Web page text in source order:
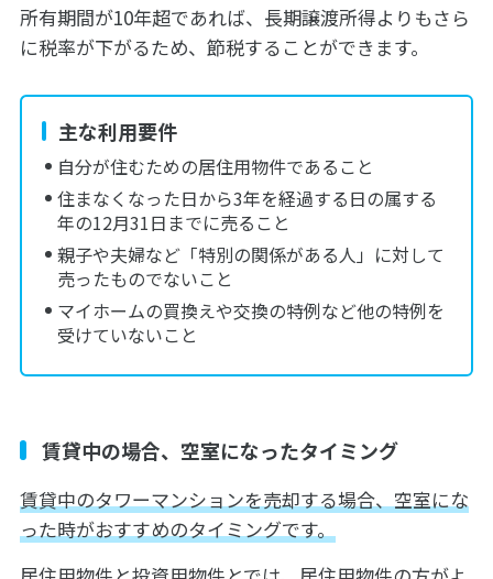
所有期間が10年超であれば、長期譲渡所得よりもさら
に税率が下がるため、節税することができます。
主な利用要件
自分が住むための居住用物件であること
住まなくなった日から3年を経過する日の属する
年の12月31日までに売ること
親子や夫婦など「特別の関係がある人」に対して
売ったものでないこと
マイホームの買換えや交換の特例など他の特例を
受けていないこと
賃貸中の場合、空室になったタイミング
賃貸中のタワーマンションを売却する場合、空室にな
った時がおすすめのタイミングです。